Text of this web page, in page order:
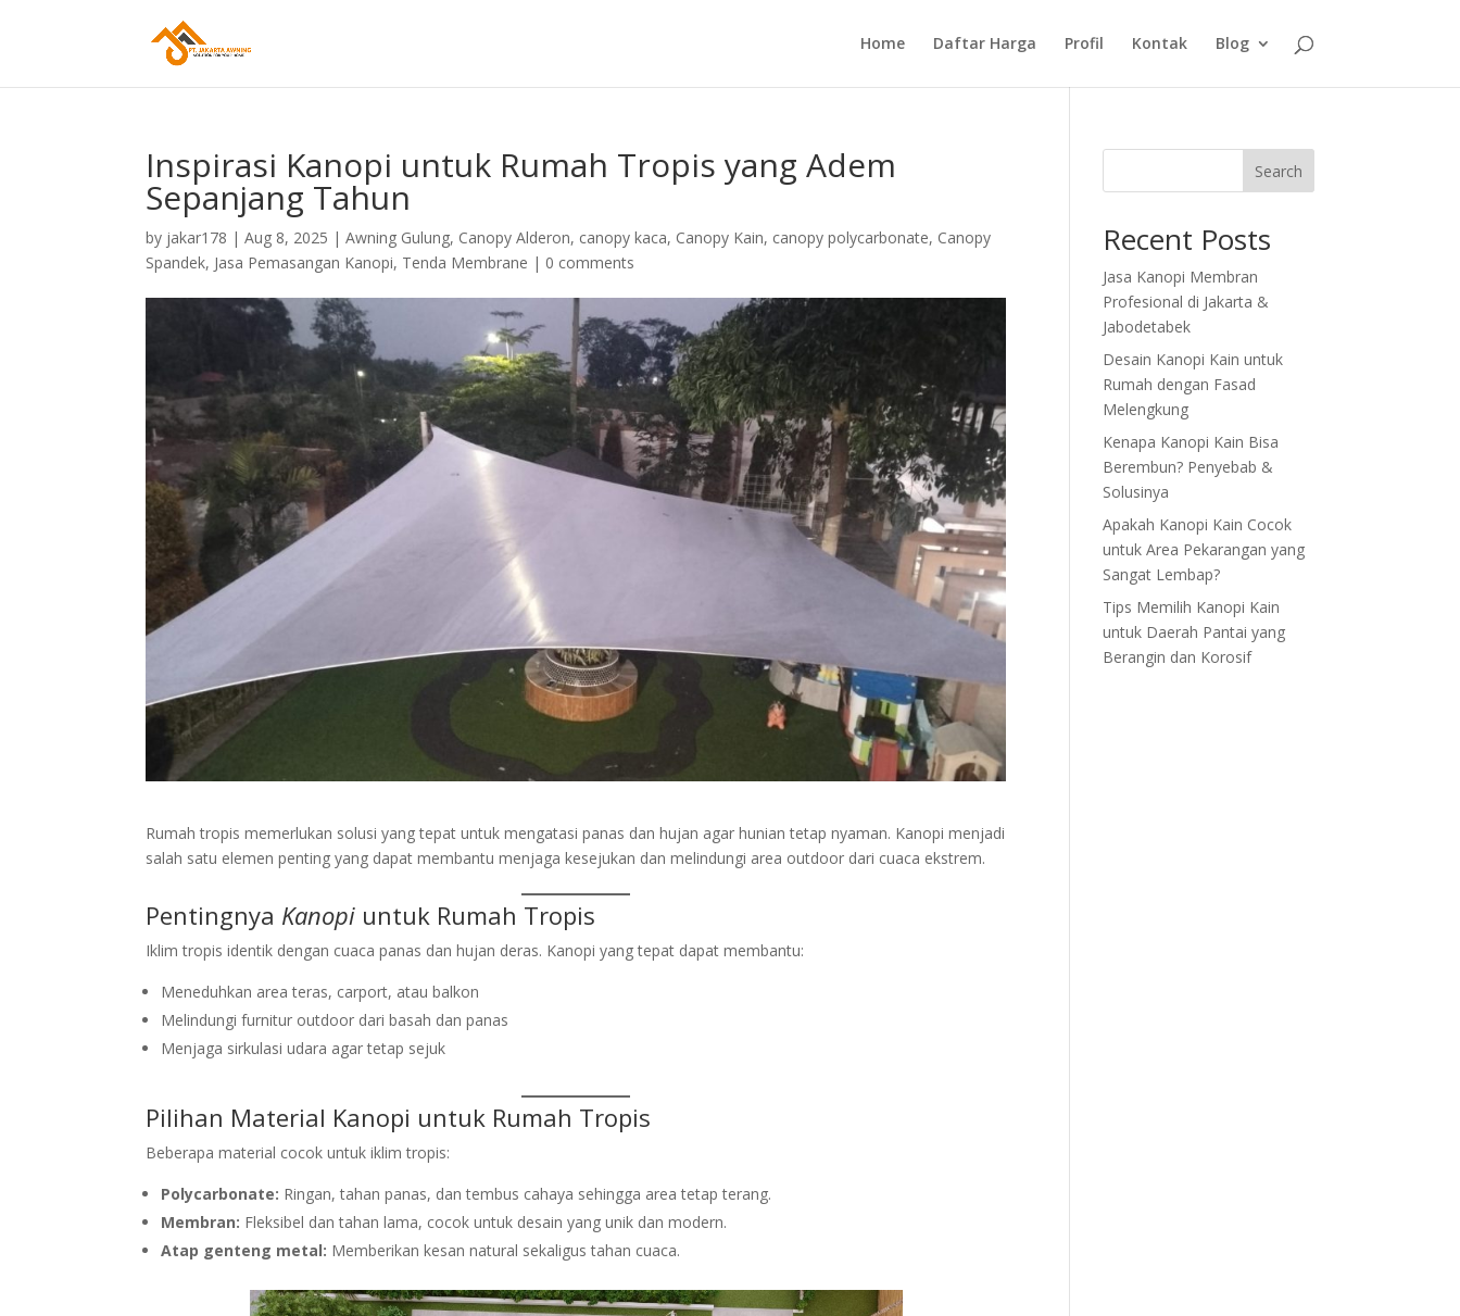
Home Daftar Harga Profil Kontak Blog
Inspirasi Kanopi untuk Rumah Tropis yang Adem
Sepanjang Tahun
by jakar178 |Aug 8, 2025 |Awning Gulung, Canopy Alderon, canopy kaca, Canopy Kain, canopy polycarbonate, Canopy
Spandek, Jasa Pemasangan Kanopi, Tenda Membrane | 0 comments
Rumah tropis memerlukan solusi yang tepat untuk mengatasi panas dan hujan agar hunian tetap nyaman. Kanopi menjadi
salah satu elemen penting yang dapat membantu menjaga kesejukan dan melindungi area outdoor dari cuaca ekstrem.
Pentingnya Kanopi untuk Rumah Tropis
Iklim tropis identik dengan cuaca panas dan hujan deras. Kanopi yang tepat dapat membantu:
Meneduhkan area teras, carport, atau balkon
Melindungi furnitur outdoor dari basah dan panas
Menjaga sirkulasi udara agar tetap sejuk
Pilihan Material Kanopi untuk Rumah Tropis
Beberapa material cocok untuk iklim tropis:
Polycarbonate: Ringan, tahan panas, dan tembus cahaya sehingga area tetap terang.
Membran: Fleksibel dan tahan lama, cocok untuk desain yang unik dan modern.
Atap genteng metal: Memberikan kesan natural sekaligus tahan cuaca.
Search
Recent Posts
Jasa Kanopi Membran
Profesional di Jakarta &
Jabodetabek
Desain Kanopi Kain untuk
Rumah dengan Fasad
Melengkung
Kenapa Kanopi Kain Bisa
Berembun? Penyebab &
Solusinya
Apakah Kanopi Kain Cocok
untuk Area Pekarangan yang
Sangat Lembap?
Tips Memilih Kanopi Kain
untuk Daerah Pantai yang
Berangin dan Korosif